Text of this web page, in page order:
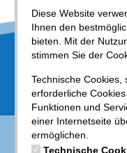
Diese Website
Ihnen den
bieten. Mit der
stimmen Sie der
Technische Cookies,
erforderliche
Funktionen und
einer Internetseite
ermöglichen.
Technische